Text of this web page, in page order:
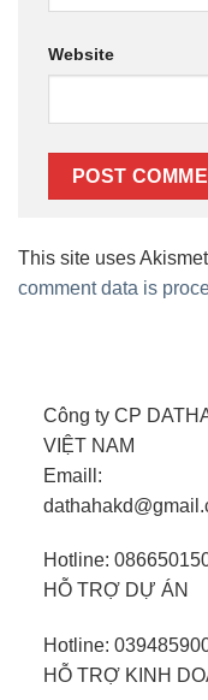
Website
This site uses
comment data is
Công ty CP
VIỆT NAM
Emaill:
Hotline:
HỖ TRỢ DỰ ÁN
Hotline:
HỖ TRỢ KINH